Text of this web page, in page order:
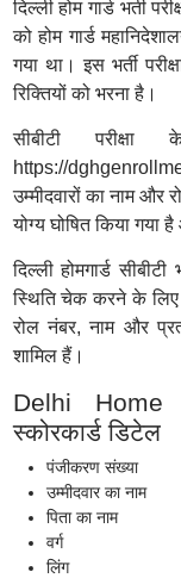
दिल्ली होम गार्ड भर्ती
को होम गार्ड
गया था। इस भर्ती
रिक्तियों को भरना है।
सीबीटी
https://
उम्मीदवारों का नाम और
योग्य घोषित किया गया
दिल्ली होमगार्ड
स्थिति चेक करने के लिए
रोल नंबर, नाम और
शामिल हैं।
Delhi
स्कोरकार्ड डिटेल
पंजीकरण संख्या
उम्मीदवार का नाम
पिता का नाम
वर्ग
लिंग